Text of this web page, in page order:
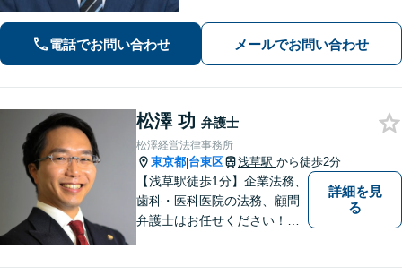
件、労働問題、インターネット問題、
訴訟・紛争案件などに多数対応。 皆様
のお悩みに寄り添い、最良の結果を追
求します。
電話でお問い合わせ メールでお問い合わせ
松澤 功 弁護士
松澤経営法律事務所
東京都|台東区 浅草駅 から徒歩2分
【浅草駅徒歩1分】企業法務、
歯科・医科医院の法務、顧問
弁護士はお任せください！労
詳細を見
る